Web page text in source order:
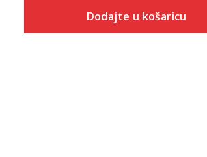
Dodajte u košaricu